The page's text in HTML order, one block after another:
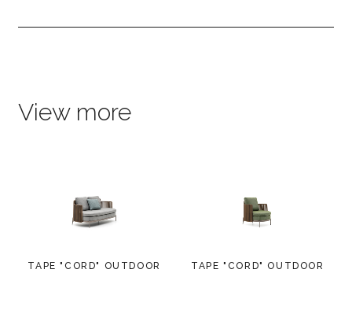
View more
TAPE "CORD" OUTDOOR TAPE "CORD" OUTDOOR